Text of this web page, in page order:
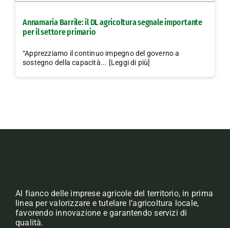
Annamaria Barrile: il DL agricoltura segnale importante
per il settore primario
“Apprezziamo il continuo impegno del governo a
sostegno della capacità... [Leggi di più]
Al fianco delle imprese agricole del territorio, in prima
linea per valorizzare e tutelare l’agricoltura locale,
favorendo innovazione e garantendo servizi di
qualità.